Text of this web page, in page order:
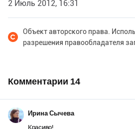
2 Июль 2012, 16:31
Объект авторского права.
разрешения правообладателя
Комментарии 14
Ирина Сычева
Красиво!